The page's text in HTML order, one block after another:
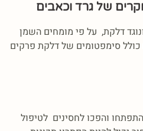
דלקת, על פי מומחים השמן
סימפטומים של דלקת פרקים
והפכו לחסינים לטיפול